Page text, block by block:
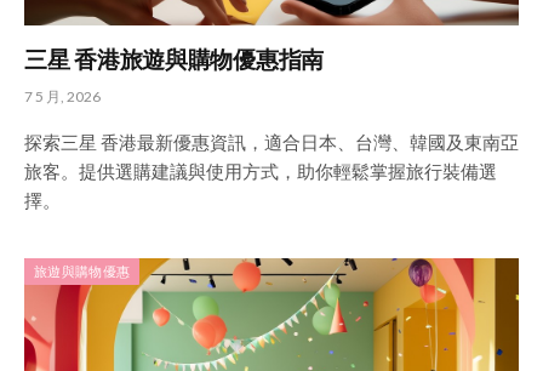
三星 香港旅遊與購物優惠指南
7 5 月, 2026
探索三星 香港最新優惠資訊，適合日本、台灣、韓國及東南亞
旅客。提供選購建議與使用方式，助你輕鬆掌握旅行裝備選
擇。
旅遊與購物優惠